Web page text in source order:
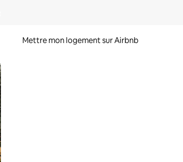
Mettre mon logement sur Airbnb